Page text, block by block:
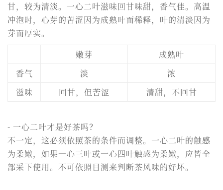
甘，较为清淡。一心二叶滋味回甘味甜，香气佳。高温
冲泡时，心芽的苦涩因为成熟叶而稀释，叶的清淡因为
芽而厚实。
嫩芽
成熟叶
香气
淡
浓
滋味
回甘，但苦涩 清甜，不回甘
- 一心二叶才是好茶吗？
不一定，这必须依照茶的条件而调整。一心二叶的触感
为柔嫩，如果一心三叶或一心四叶触感为柔嫩，应皆全
部采下使用。不可依照目测来判断茶风味的好坏。